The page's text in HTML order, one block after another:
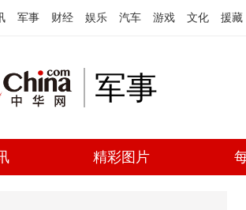
军事 财经 娱乐 汽车 游戏 文化 援藏
军事
精彩图片